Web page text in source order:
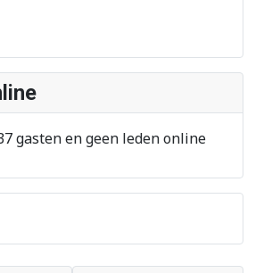
gasten en geen leden online